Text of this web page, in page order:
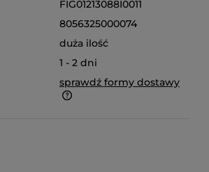
FIG01213088I0011
8056325000074
duża ilość
1 - 2 dni
sprawdź formy dostawy
się w nim znajdują.